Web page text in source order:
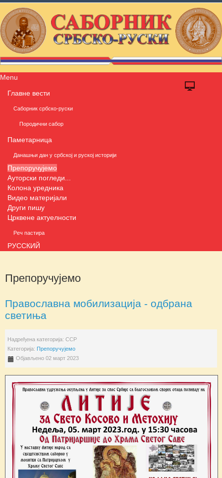
Menu
Главне вести
Саборник србско-руски
Породични сабор
Паметарница
Данашњи дан у србској и руској историји
Препоручујемо
Ауторски погледи...
Колона уредника
Видео материјали
Други пишу
Црквене актуелности
Реч пастира
РУССКИЙ
Препоручујемо
Православна мобилизација - одбрана
светиња
Надређена категорија: ССР
Категорија: Препоручујемо
Објављено 02 март 2023